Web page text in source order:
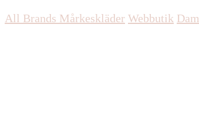
All Brands Mårkeskläder Webbutik Dam